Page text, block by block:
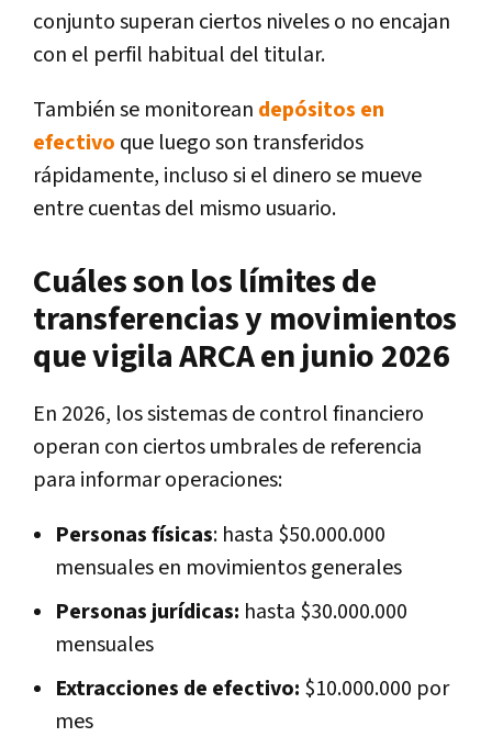
conjunto superan ciertos niveles o no encajan
con el perfil habitual del titular.
También se monitorean depósitos en
efectivo que luego son transferidos
rápidamente, incluso si el dinero se mueve
entre cuentas del mismo usuario.
Cuáles son los límites de
transferencias y movimientos
que vigila ARCA en junio 2026
En 2026, los sistemas de control financiero
operan con ciertos umbrales de referencia
para informar operaciones:
Personas físicas: hasta $50.000.000
mensuales en movimientos generales
Personas jurídicas: hasta $30.000.000
mensuales
Extracciones de efectivo: $10.000.000 por
mes